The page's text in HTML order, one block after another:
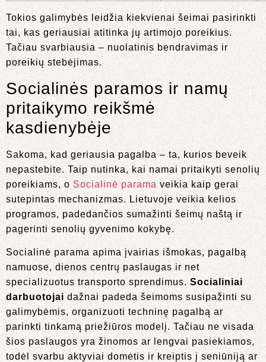
Tokios galimybės leidžia kiekvienai šeimai pasirinkti
tai, kas geriausiai atitinka jų artimojo poreikius.
Tačiau svarbiausia – nuolatinis bendravimas ir
poreikių stebėjimas.
Socialinės paramos ir namų
pritaikymo reikšmė
kasdienybėje
Sakoma, kad geriausia pagalba – ta, kurios beveik
nepastebite. Taip nutinka, kai namai pritaikyti senolių
poreikiams, o Socialinė parama veikia kaip gerai
sutepintas mechanizmas. Lietuvoje veikia kelios
programos, padedančios sumažinti šeimų naštą ir
pagerinti senolių gyvenimo kokybę.
Socialinė parama apima įvairias išmokas, pagalbą
namuose, dienos centrų paslaugas ir net
specializuotus transporto sprendimus. Socialiniai
darbuotojai dažnai padeda šeimoms susipažinti su
galimybėmis, organizuoti techninę pagalbą ar
parinkti tinkamą priežiūros modelį. Tačiau ne visada
šios paslaugos yra žinomos ar lengvai pasiekiamos,
todėl svarbu aktyviai domėtis ir kreiptis į seniūniją ar